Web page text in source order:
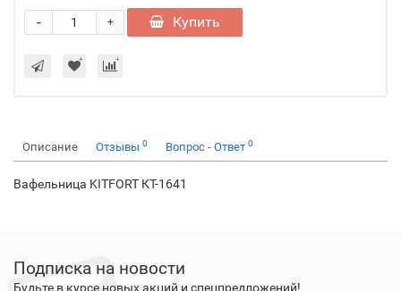
+
- Купить
Описание Отзывы 0 Вопрос - Ответ 0
Вафельница KITFORT КТ-1641
Подписка на новости
Будьте в курсе новых акций и спецпредложений!